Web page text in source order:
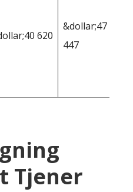
620
&dollar;47
447
Tjener